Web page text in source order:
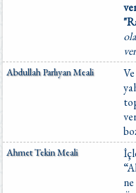
Abdullah Parlıyan Meali
Ahmet Tekin Meali